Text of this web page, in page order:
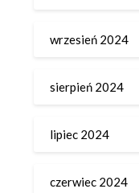
wrzesień 2024
sierpień 2024
lipiec 2024
czerwiec 2024